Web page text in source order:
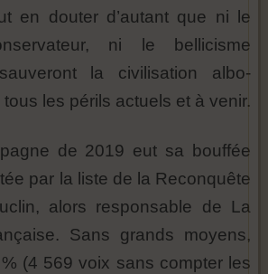
en douter d’autant que ni le
ni le bellicisme
la civilisation albo-
les périls actuels et à venir.
de 2019 eut sa bouffée
par la liste de la Reconquête
alors responsable de La
Sans grands moyens,
(4 569 voix sans compter les